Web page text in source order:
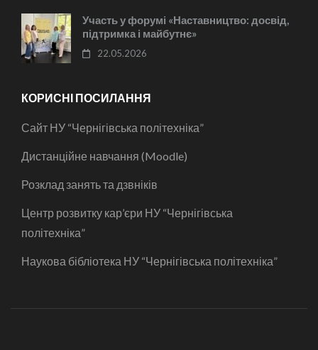
Участь у форумі «Наставництво: досвід,
підтримка і майбутнє»
22.05.2026
КОРИСНІ ПОСИЛАННЯ
Сайт НУ “Чернігівська політехніка”
Дистанційне навчання (Moodle)
Розклад занять та дзвніків
Центр розвитку кар’єри НУ “Чернігівська
політехніка”
Наукова бібліотека НУ “Чернігівська політехніка”